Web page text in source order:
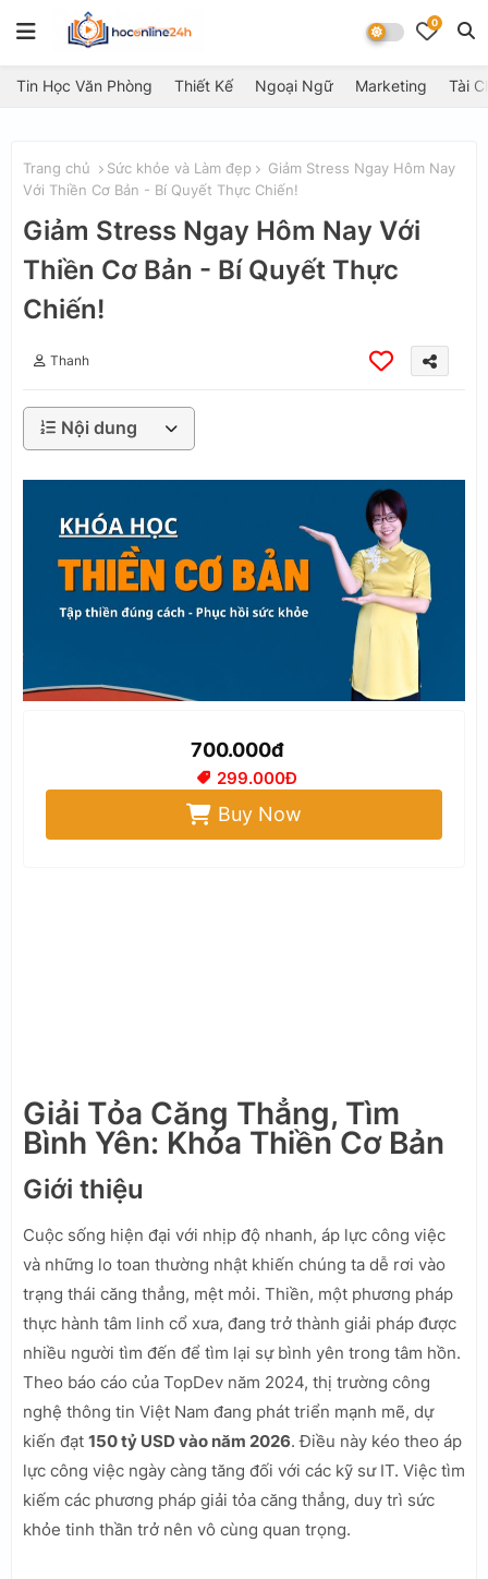
0
Tin Học Văn Phòng Thiết Kế Ngoại Ngữ Marketing Tài
Trang chủ Sức khỏe và Làm đẹp
Giảm Stress Ngay Hôm Nay
Với Thiền Cơ Bản - Bí Quyết Thực Chiến!
Giảm Stress Ngay Hôm Nay Với
Thiền Cơ Bản - Bí Quyết Thực
Chiến!
Thanh
Nội dung
700.000đ
299.000Đ
Buy Now
Giải Tỏa Căng Thẳng, Tìm
Bình Yên: Khóa Thiền Cơ Bản
Giới thiệu
Cuộc sống hiện đại với nhịp độ nhanh, áp lực công việc
và những lo toan thường nhật khiến chúng ta dễ rơi vào
trạng thái căng thẳng, mệt mỏi. Thiền, một phương pháp
thực hành tâm linh cổ xưa, đang trở thành giải pháp được
nhiều người tìm đến để tìm lại sự bình yên trong tâm hồn.
Theo báo cáo của TopDev năm 2024, thị trường công
nghệ thông tin Việt Nam đang phát triển mạnh mẽ, dự
kiến đạt 150 tỷ USD vào năm 2026. Điều này kéo theo áp
lực công việc ngày càng tăng đối với các kỹ sư IT. Việc tìm
kiếm các phương pháp giải tỏa căng thẳng, duy trì sức
khỏe tinh thần trở nên vô cùng quan trọng.